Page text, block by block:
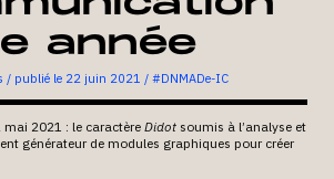
année
/ 22 juin 2021 / #DNMADe-IC
2021 : le caractère Didotsoumis à l’analyse et
générateur de modules graphiques pour créer